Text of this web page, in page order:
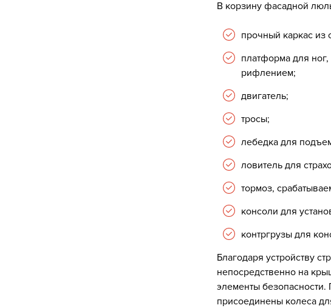
В корзину фасадной
прочный каркас из
платформа для
рифлением;
двигатель;
тросы;
лебедка для
ловитель для
тормоз,
консоли для
контргрузы для
Благодаря устройству
непосредственно на
элементы безопасности.
присоединены колеса